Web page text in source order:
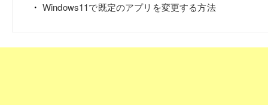
Windows11で既定のアプリを変更する方法